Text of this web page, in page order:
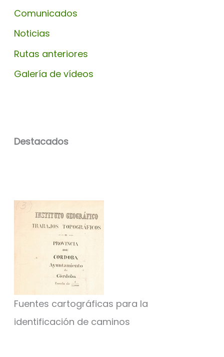
Comunicados
Noticias
Rutas anteriores
Galería de vídeos
Destacados
Fuentes cartográficas para la
identificación de caminos